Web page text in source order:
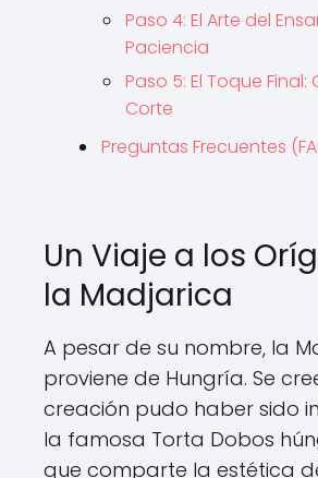
Paso 4: El Arte del
Paciencia
Paso 5: El Toque
Corte
Preguntas Frecuentes
Un Viaje a los
la Madjarica
A pesar de su nombre, la
proviene de Hungría. Se
creación pudo haber sido
la famosa Torta Dobos
que comparte la estética